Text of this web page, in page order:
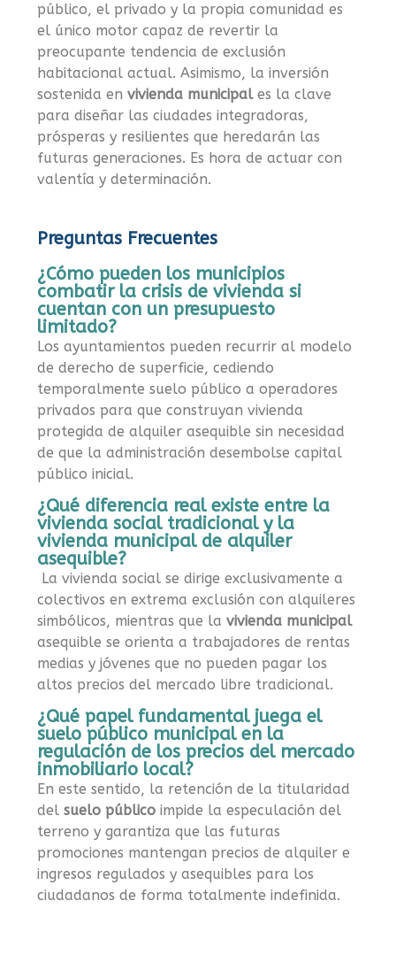
público, el privado y la propia comunidad es
el único motor capaz de revertir la
preocupante tendencia de exclusión
habitacional actual. Asimismo, la inversión
sostenida envivienda municipales la clave
para diseñar las ciudades integradoras,
prósperas y resilientes que heredarán las
futuras generaciones. Es hora de actuar con
valentía y determinación.
Preguntas Frecuentes
¿Cómo pueden los municipios
combatir la crisis de vivienda si
cuentan con un presupuesto
limitado?
Los ayuntamientos pueden recurrir al modelo
de derecho de superficie, cediendo
temporalmente suelo público a operadores
privados para que construyan vivienda
protegida de alquiler asequible sin necesidad
de que la administración desembolse capital
público inicial.
¿Qué diferencia real existe entre la
vivienda social tradicional y la
vivienda municipal de alquiler
asequible?
La vivienda social se dirige exclusivamente a
colectivos en extrema exclusión con alquileres
simbólicos, mientras que lavivienda municipal
asequible se orienta a trabajadores de rentas
medias y jóvenes que no pueden pagar los
altos precios del mercado libre tradicional.
¿Qué papel fundamental juega el
suelo público municipal en la
regulación de los precios del mercado
inmobiliario local?
En este sentido, la retención de la titularidad
delsuelo público impide la especulación del
terreno y garantiza que las futuras
promociones mantengan precios de alquiler e
ingresos regulados y asequibles para los
ciudadanos de forma totalmente indefinida.